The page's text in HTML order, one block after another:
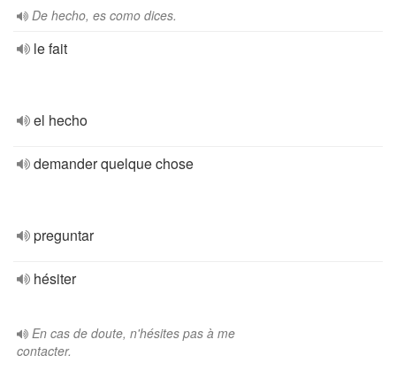
De hecho, es como dices.
le fait
el hecho
demander quelque chose
preguntar
hésiter
En cas de doute, n'hésites pas à me
contacter.